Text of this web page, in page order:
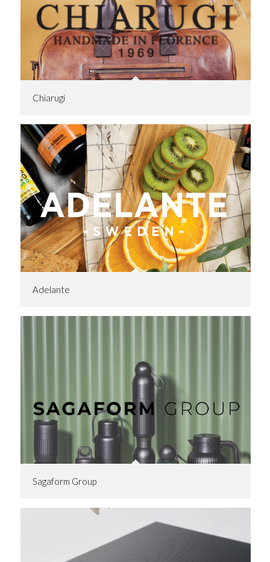
Chiarugi
Adelante
Sagaform Group